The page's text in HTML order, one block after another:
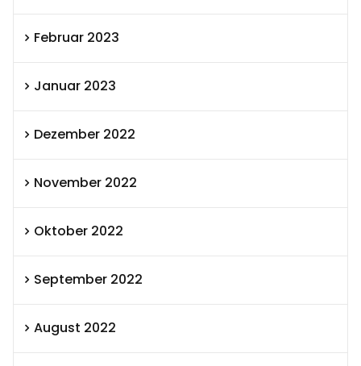
Februar 2023
Januar 2023
Dezember 2022
November 2022
Oktober 2022
September 2022
August 2022